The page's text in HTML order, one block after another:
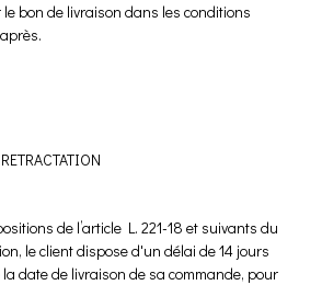
bon de livraison dans les conditions
de l’article L. 221-18 et suivants du
le client dispose d'un délai de 14 jours
date de livraison de sa commande, pour